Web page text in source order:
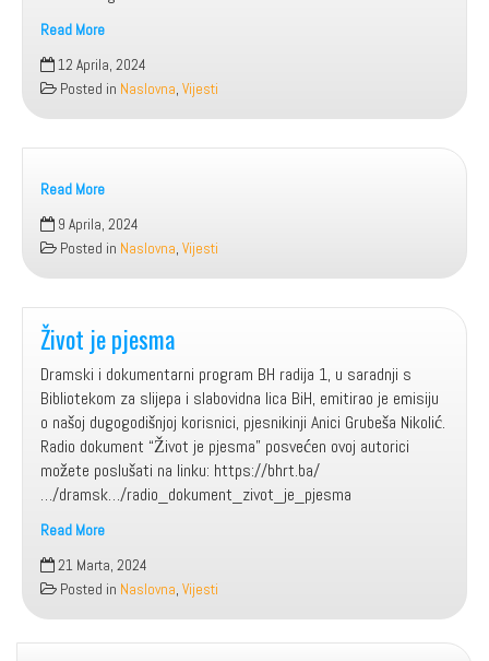
Read More
NOVA
DJELA
MART
2024.
12 Aprila, 2024
Posted in Naslovna, Vijesti
Read More
9 Aprila, 2024
Posted in Naslovna, Vijesti
Život je pjesma
Dramski i dokumentarni program BH radija 1, u saradnji s
Bibliotekom za slijepa i slabovidna lica BiH, emitirao je emisiju
o našoj dugogodišnjoj korisnici, pjesnikinji Anici Grubeša Nikolić.
Radio dokument “Život je pjesma” posvećen ovoj autorici
možete poslušati na linku: https://bhrt.ba/
…/dramsk…/radio_dokument_zivot_je_pjesma
Read More
Život
je
pjesma
21 Marta, 2024
Posted in Naslovna, Vijesti